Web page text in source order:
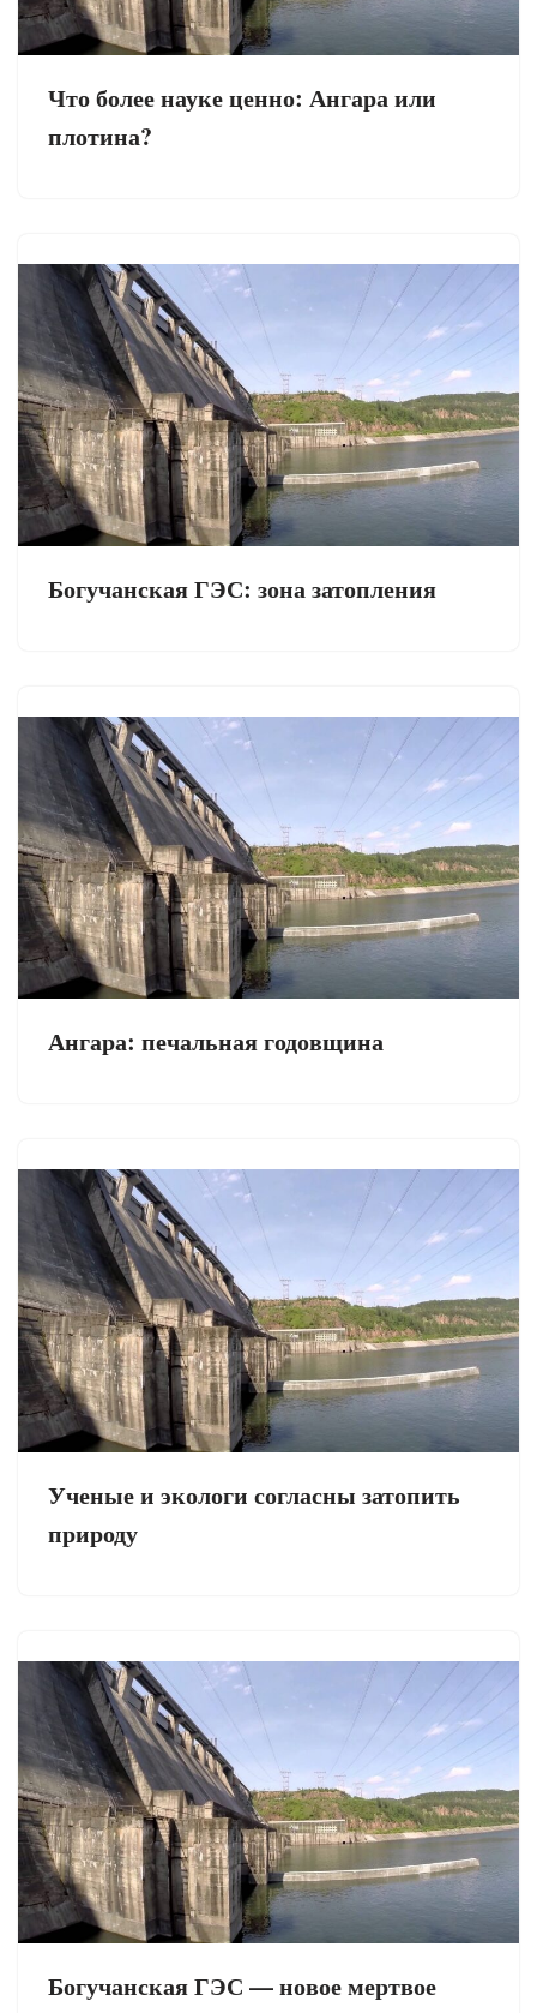
Что более науке ценно: Ангара или
плотина?
Богучанская ГЭС: зона затопления
Ангара: печальная годовщина
Ученые и экологи согласны затопить
природу
Богучанская ГЭС — новое мертвое